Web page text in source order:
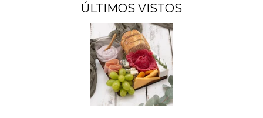
ÚLTIMOS VISTOS